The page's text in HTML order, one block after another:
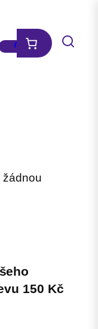
žádnou
150 Kč